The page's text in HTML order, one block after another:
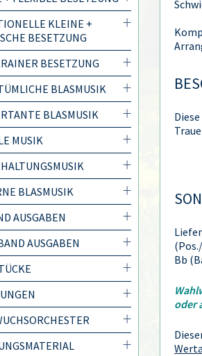
KLEINE +
BESETZUNG
BESETZUNG
BLASMUSIK
BLASMUSIK
MUSIK
BLASMUSIK
AUSGABEN
AUSGABEN
Bb
oder